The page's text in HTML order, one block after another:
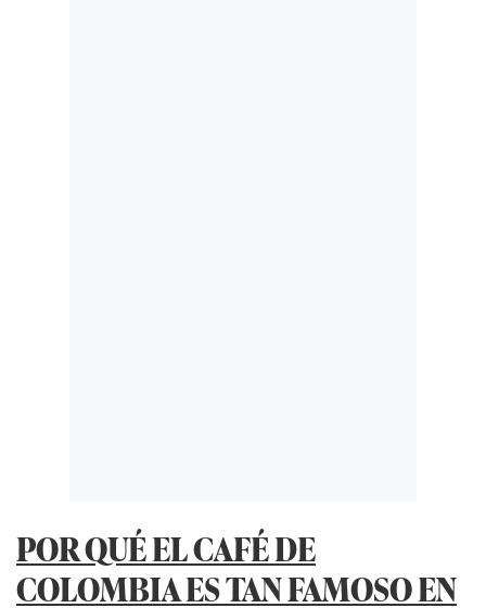
POR QUÉ EL CAFÉ DE
COLOMBIA ES TAN FAMOSO EN